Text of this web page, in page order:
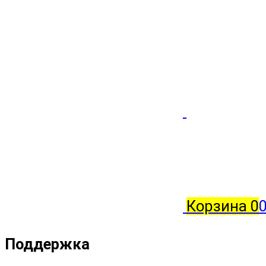
Корзина 0
Поддержка